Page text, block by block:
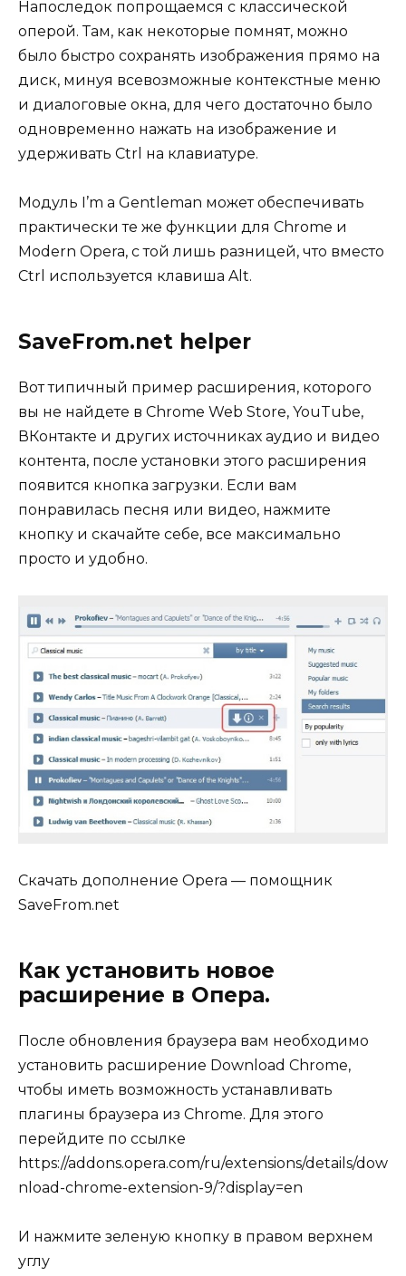
Напоследок попрощаемся с классической
оперой. Там, как некоторые помнят, можно
было быстро сохранять изображения прямо на
диск, минуя всевозможные контекстные меню
и диалоговые окна, для чего достаточно было
одновременно нажать на изображение и
удерживать Ctrl на клавиатуре.
Модуль I’m a Gentleman может обеспечивать
практически те же функции для Chrome и
Modern Opera, с той лишь разницей, что вместо
Ctrl используется клавиша Alt.
SaveFrom.net helper
Вот типичный пример расширения, которого
вы не найдете в Chrome Web Store, YouTube,
ВКонтакте и других источниках аудио и видео
контента, после установки этого расширения
появится кнопка загрузки. Если вам
понравилась песня или видео, нажмите
кнопку и скачайте себе, все максимально
просто и удобно.
Скачать дополнение Opera — помощник
SaveFrom.net
Как установить новое
расширение в Опера.
После обновления браузера вам необходимо
установить расширение Download Chrome,
чтобы иметь возможность устанавливать
плагины браузера из Chrome. Для этого
перейдите по ссылке
https://addons.opera.com/ru/extensions/details/dow
nload-chrome-extension-9/?display=en
И нажмите зеленую кнопку в правом верхнем
углу